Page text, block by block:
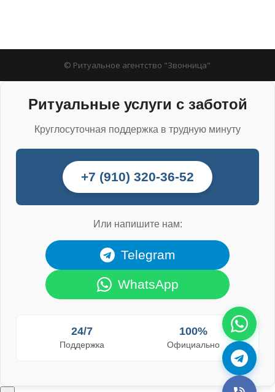
© Ритуальное агентство "Звонница"
Ритуальные услуги с заботой
Круглосуточная поддержка в трудную минуту
+7 (910) 320-36-52
Или напишите нам:
Telegram
WhatsApp
24/7
Поддержка
100%
Официально